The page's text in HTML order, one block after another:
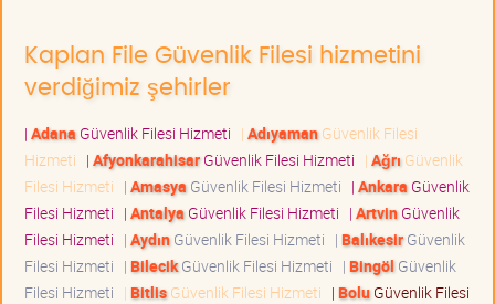
Kaplan File Güvenlik Filesi hizmetini
verdiğimiz şehirler
| Adana Güvenlik Filesi Hizmeti | AdıyamanGüvenlik Filesi
Hizmeti | AfyonkarahisarGüvenlik Filesi Hizmeti | Ağrı Güvenlik
Filesi Hizmeti | Amasya Güvenlik Filesi Hizmeti | Ankara Güvenlik
Filesi Hizmeti | Antalya Güvenlik Filesi Hizmeti | ArtvinGüvenlik
Filesi Hizmeti | AydınGüvenlik Filesi Hizmeti | BalıkesirGüvenlik
Filesi Hizmeti | BilecikGüvenlik Filesi Hizmeti | Bingöl Güvenlik
Filesi Hizmeti | BitlisGüvenlik Filesi Hizmeti | BoluGüvenlik Filesi